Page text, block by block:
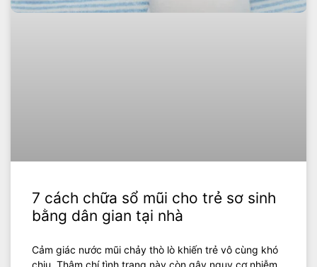
7 cách chữa sổ mũi cho trẻ sơ sinh
bằng dân gian tại nhà
Cảm giác nước mũi chảy thò lò khiến trẻ vô cùng khó